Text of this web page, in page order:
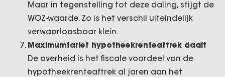
Maar in tegenstelling tot deze daling, stijgt de
WOZ-waarde. Zo is het verschil uiteindelijk
verwaarloosbaar klein.
Maximumtarief hypotheekrenteaftrek daalt
De overheid is het fiscale voordeel van de
hypotheekrenteaftrek al jaren aan het